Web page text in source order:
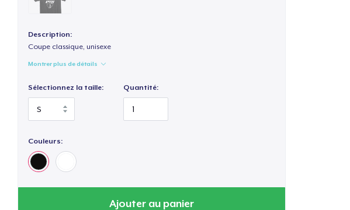
Description:
Coupe classique, unisexe
Montrer plus de détails
Sélectionnez la taille: Quantité:
Couleurs:
Ajouter au panier